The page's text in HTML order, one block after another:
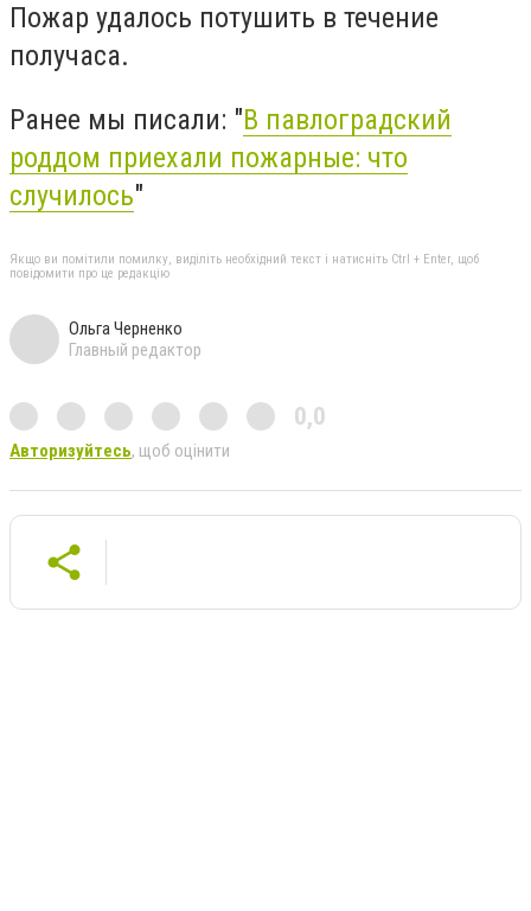
Пожар удалось потушить в течение
получаса.
Ранее мы писали: "В павлоградский
роддом приехали пожарные: что
случилось"
Якщо ви помітили помилку, виділіть необхідний текст і натисніть Ctrl + Enter, щоб
повідомити про це редакцію
Ольга Черненко
Главный редактор
0,0
Авторизуйтесь, щоб оцінити